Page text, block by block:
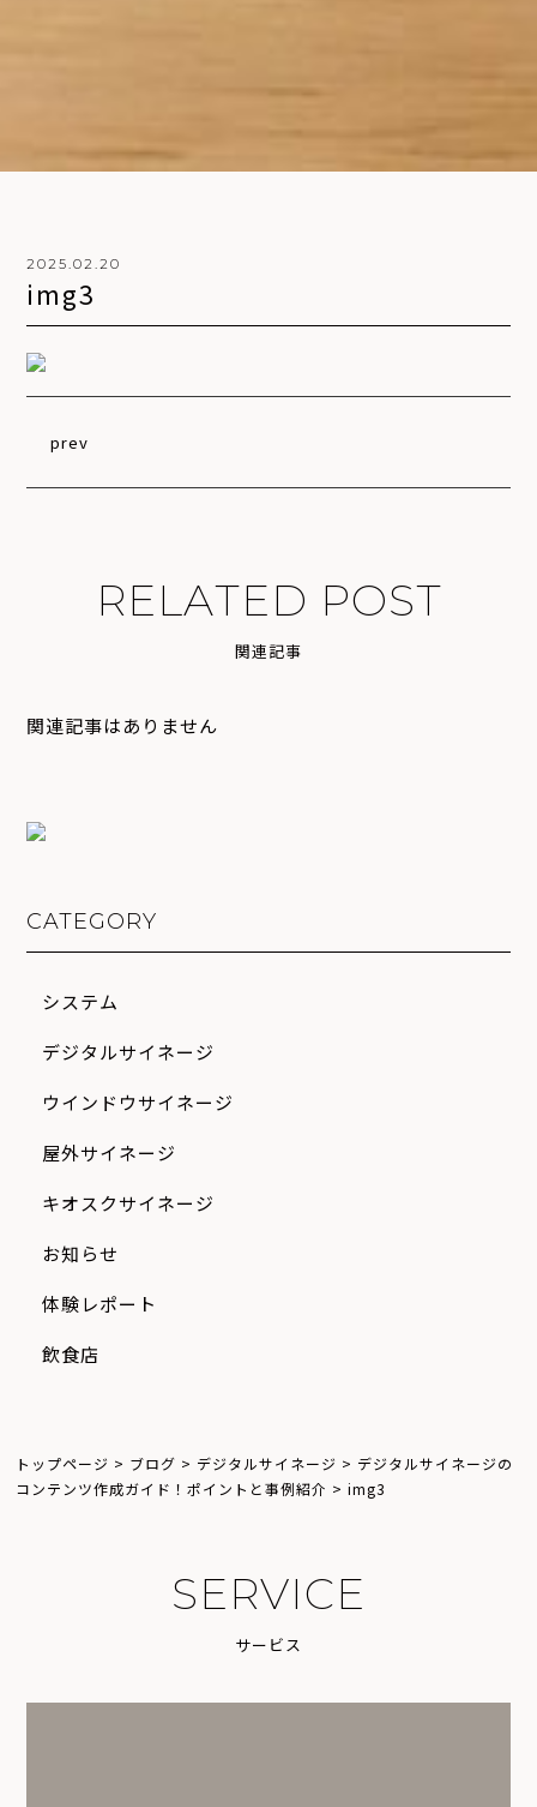
2025.02.20
i mg3
prev
RELATED POST
関 連記事
関連記事はありません
CATEGORY
システム
デジタルサイネージ
ウインドウサイネージ
屋外サイネージ
キオスクサイネージ
お知らせ
体験レポート
飲食店
トップページ > ブログ > デジタルサイネージ > デジタルサイネージの
コンテンツ作成ガイド！ポイントと事例紹介 >img3
SERVICE
サー ビ ス